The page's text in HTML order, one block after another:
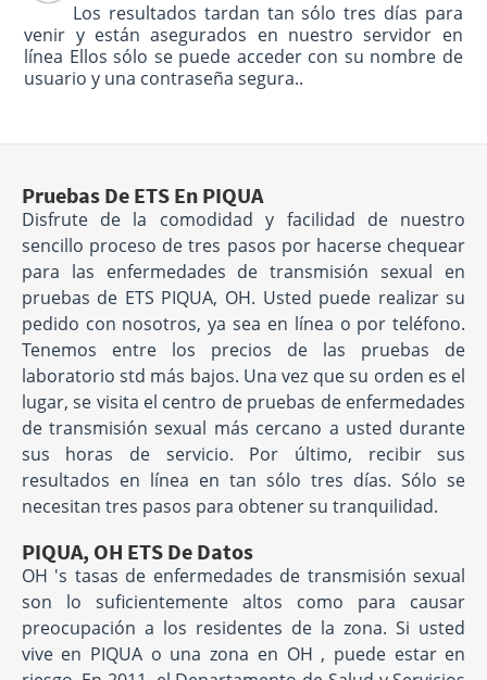
Los resultados tardan tan sólo tres días para
venir y están asegurados en nuestro servidor en
línea Ellos sólo se puede acceder con su nombre de
usuario y una contraseña segura..
Pruebas De ETS En PIQUA
Disfrute de la comodidad y facilidad de nuestro
sencillo proceso de tres pasos por hacerse chequear
para las enfermedades de transmisión sexual en
pruebas de ETS PIQUA, OH. Usted puede realizar su
pedido con nosotros, ya sea en línea o por teléfono.
Tenemos entre los precios de las pruebas de
laboratorio std más bajos. Una vez que su orden es el
lugar, se visita el centro de pruebas de enfermedades
de transmisión sexual más cercano a usted durante
sus horas de servicio. Por último, recibir sus
resultados en línea en tan sólo tres días. Sólo se
necesitan tres pasos para obtener su tranquilidad.
PIQUA, OH ETS De Datos
OH 's tasas de enfermedades de transmisión sexual
son lo suficientemente altos como para causar
preocupación a los residentes de la zona. Si usted
vive en PIQUA o una zona en OH , puede estar en